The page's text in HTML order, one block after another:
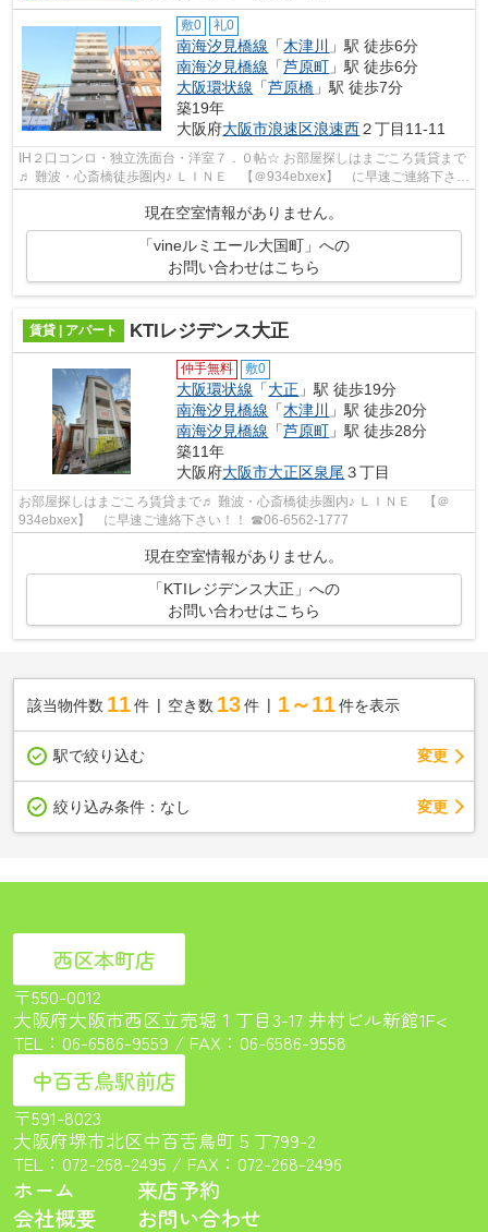
敷0 礼0
南海汐見橋線 「木津川
」駅 徒歩6分
南海汐見橋線 「芦原町 」駅 徒歩6分
大阪環状線 「芦原橋 」駅 徒歩7分
築19年
大阪府大阪市浪速区浪速西２丁目11-11
IH２口コンロ・独立洗面台・洋室７．０帖☆ お部屋探しはまごころ賃貸まで
♬ 難波・心斎橋徒歩圏内♪ ＬＩＮＥ 【＠934ebxex】 に早速ご連絡下さ
現在空室情報がありません。
「vineルミエール大国町」への
お問い合わせはこちら
賃貸 | アパート KTIレジデンス大正
仲手無料 敷0
大阪環状線 「大正 」駅 徒歩19分
南海汐見橋線 「木津川
」駅 徒歩20分
南海汐見橋線 「芦原町 」駅 徒歩28分
築11年
大阪府大阪市大正区泉尾 ３丁目
お部屋探しはまごころ賃貸まで♬ 難波・心斎橋徒歩圏内♪ ＬＩＮＥ 【＠
934ebxex】 に早速ご連絡下さい！！ ☎06-6562-1777
現在空室情報がありません。
「KTIレジデンス大正」への
お問い合わせはこちら
該当物件数 11件 空き数 13 件 1～11 件を表示
駅で絞り込む 変更
絞り込み条件： なし 変更
西区本町店
〒550-0012
大阪府大阪市西区立売堀１丁目3-17 井村ビル新館1F<
TEL： 06-6586-9559 / FAX：06-6586-9558
中百舌鳥駅前店
〒591-8023
大阪府堺市北区中百舌鳥町５丁799-2
TEL： 072-268-2495 / FAX：072-268-2496
ホーム
会社概要
来店予約
お問い合わせ